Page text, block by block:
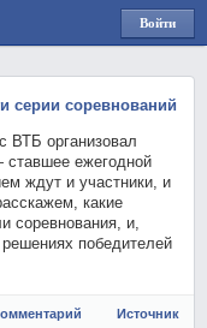
Войти
через
серии соревнований
ВТБ организовал
ставшее ежегодной
ждут и участники, и
какие
соревнования, и,
победителей
Источник